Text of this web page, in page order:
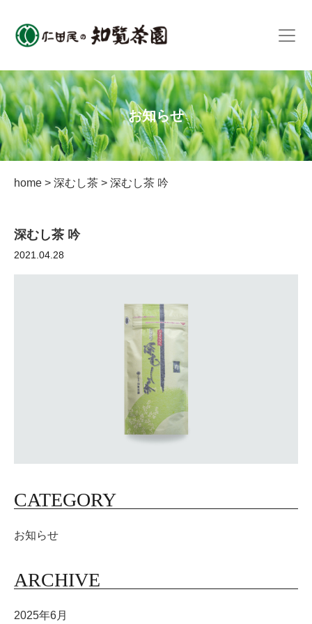
お知らせ
home > 深むし茶 > 深むし茶 吟
深むし茶 吟
2021.04.28
CATEGORY
お知らせ
ARCHIVE
2025年6月